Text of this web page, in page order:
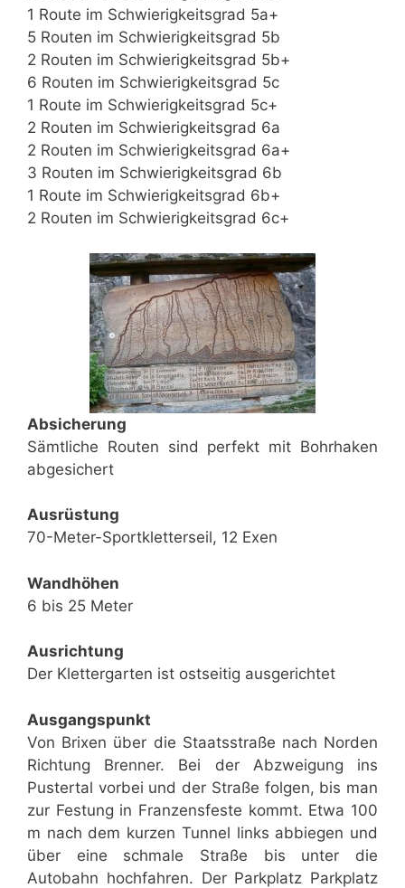
1 Route im Schwierigkeitsgrad 5a+
5 Routen im Schwierigkeitsgrad 5b
2 Routen im Schwierigkeitsgrad 5b+
6 Routen im Schwierigkeitsgrad 5c
1 Route im Schwierigkeitsgrad 5c+
2 Routen im Schwierigkeitsgrad 6a
2 Routen im Schwierigkeitsgrad 6a+
3 Routen im Schwierigkeitsgrad 6b
1 Route im Schwierigkeitsgrad 6b+
2 Routen im Schwierigkeitsgrad 6c+
Absicherung
Sämtliche Routen sind perfekt mit Bohrhaken
abgesichert
Ausrüstung
70-Meter-Sportkletterseil, 12 Exen
Wandhöhen
6 bis 25 Meter
Ausrichtung
Der Klettergarten ist ostseitig ausgerichtet
Ausgangspunkt
Von Brixen über die Staatsstraße nach Norden
Richtung Brenner. Bei der Abzweigung ins
Pustertal vorbei und der Straße folgen, bis man
zur Festung in Franzensfeste kommt. Etwa 100
m nach dem kurzen Tunnel links abbiegen und
über eine schmale Straße bis unter die
Autobahn hochfahren. Der Parkplatz Parkplatz